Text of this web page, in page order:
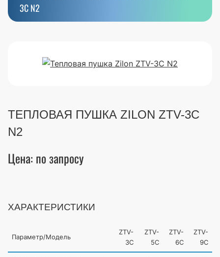
3C N2
ТЕПЛОВАЯ ПУШКА ZILON ZTV-3C
N2
Цена: по запросу
ХАРАКТЕРИСТИКИ
Параметр/Модель
ZTV-
3С
ZTV-
5С
ZTV-
6С
ZTV-
9С